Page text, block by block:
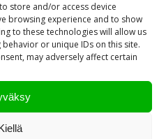
store and/or access device
browsing experience and to show
to these technologies will allow us
or unique IDs on this site.
may adversely affect certain